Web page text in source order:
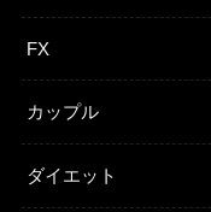
FX
カップル
ダイエット